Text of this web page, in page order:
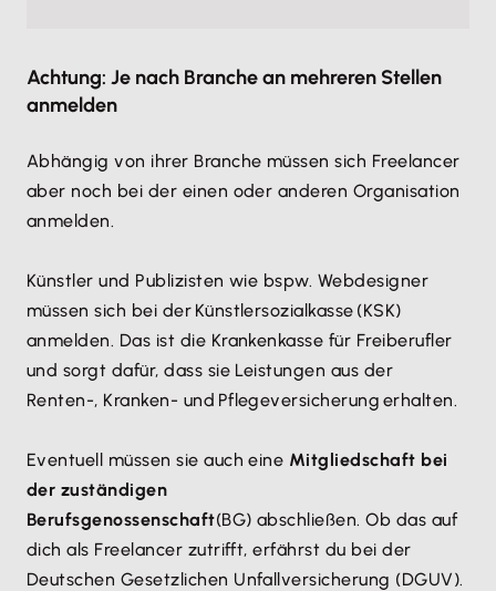
Achtung: Je nach Branche an mehreren Stellen
anmelden
Abhängig von ihrer Branche müssen sich Freelancer
aber noch bei der einen oder anderen Organisation
anmelden.
Künstler und Publizisten wie bspw. Webdesigner
müssen sich bei der Künstlersozialkasse (KSK)
anmelden. Das ist die Krankenkasse für Freiberufler
und sorgt dafür, dass sie Leistungen aus der
Renten-, Kranken- und Pflegeversicherung erhalten.
Eventuell müssen sie auch eine Mitgliedschaft bei
der zuständigen
Berufsgenossenschaft(BG) abschließen. Ob das auf
dich als Freelancer zutrifft, erfährst du bei der
Deutschen Gesetzlichen Unfallversicherung (DGUV).